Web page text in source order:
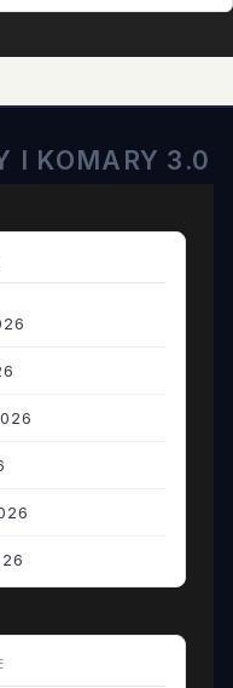
I KOMARY 3.0